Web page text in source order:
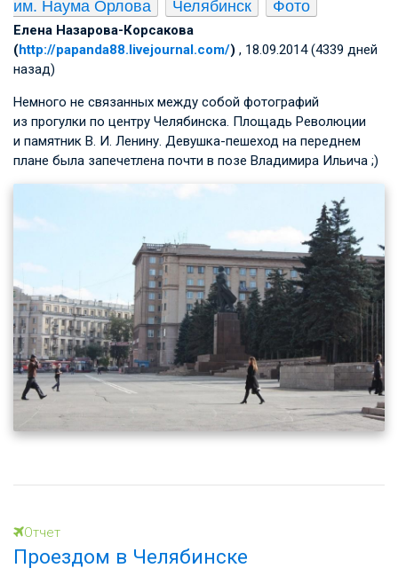
им. Наума Орлова
Челябинск Фото
Елена Назарова-Корсакова
(http://papanda88.livejournal.com/) , 18.09.2014 (4339 дней
назад)
Немного не связанных между собой фотографий
из прогулки по центру Челябинска. Площадь Революции
и памятник В. И. Ленину. Девушка-пешеход на переднем
плане была запечетлена почти в позе Владимира Ильича ;)
Отчет
Проездом в Челябинске